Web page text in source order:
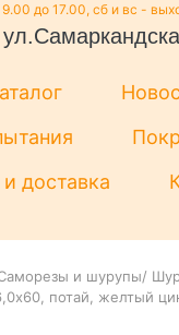
9.00 до 17.00, сб и вс -
доставка
и шурупы/
потай, желтый